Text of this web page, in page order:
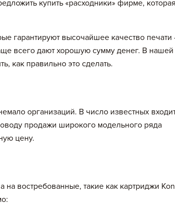
купить «расходники» фирме, которая
гарантируют высочайшее качество
всего дают хорошую сумму денег. В нашей
как правильно это сделать.
организаций. В число известных
продажи широкого модельного ряда
цену.
на востребованные, такие как картриджи